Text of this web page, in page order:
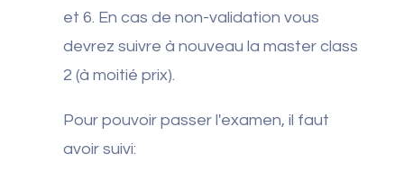
et 6. En cas de non-validation vous
devrez suivre à nouveau la master class
2 (à moitié prix).
Pour pouvoir passer l'examen, il faut
avoir suivi: